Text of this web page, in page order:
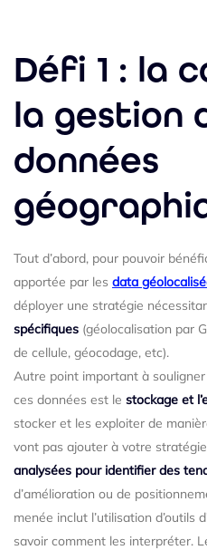
Défi 1 : la
la gestion
données
Tout d’abord, pour pouvoir
apportée par les data
déployer une stratégie
spécifiques (géolocalisation par
de cellule, géocodage, etc).
Autre point important à
ces données est le stockage et
stocker et les exploiter de
vont pas ajouter à votre
analysées pour identifier des
d’amélioration ou de
menée inclut l’utilisation d’outils
savoir comment les interpréter.